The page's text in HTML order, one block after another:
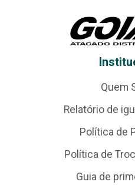
Quem
Relatório de
Política de
Política de
Guia de